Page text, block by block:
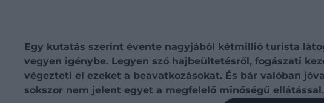
Egy kutatás szerint évente nagyjából kétmillió turista
vegyen igénybe. Legyen szó hajbeültetésről, fogászati
végezteti el ezeket a beavatkozásokat. És bár valóban
sokszor nem jelent egyet a megfelelő minőségű ellátással.